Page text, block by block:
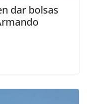
dar bolsas